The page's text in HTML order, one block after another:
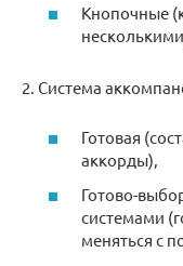
Кнопочные
2. Система
Готовая
аккорды),
Готово-
системами
меняться с